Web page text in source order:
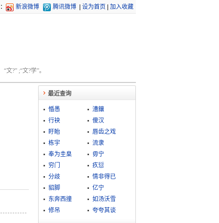
新浪微博 腾讯微博 设为首页 加入收藏
?” ;“文?学”。
最近查询
惛愚
漕饟
行袂
傻汉
盱眙
唇齿之戏
栋宇
流隶
奉为圭臬
毋宁
穷门
疚愆
分歧
情非得已
貂脚
亿宁
东奔西撞
如汤沃雪
修吊
夸夸其谈